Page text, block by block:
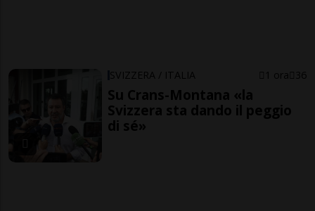
SVIZZERA / ITALIA 1 ora 36
Su Crans-Montana «la
Svizzera sta dando il peggio
di sé»